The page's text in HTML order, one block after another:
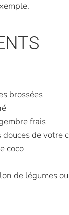
brossées
frais
douces de votre
coco
de légumes ou